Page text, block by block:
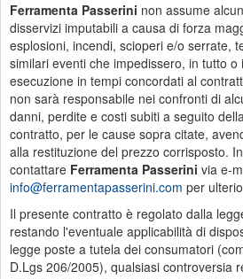
Ferramenta Passerini non assume
disservizi imputabili a causa di forza
esplosioni, incendi, scioperi e/o serrate,
similari eventi che impedissero, in tutto
esecuzione in tempi concordati al
non sarà responsabile nei confronti di
danni, perdite e costi subiti a seguito
contratto, per le cause sopra citate,
alla restituzione del prezzo corrisposto.
contattare Ferramenta Passerini via e-
info@ferramentapasserini.com per
Il presente contratto è regolato dalla
restando l'eventuale applicabilità di
legge poste a tutela dei consumatori
D.Lgs 206/2005), qualsiasi controversia